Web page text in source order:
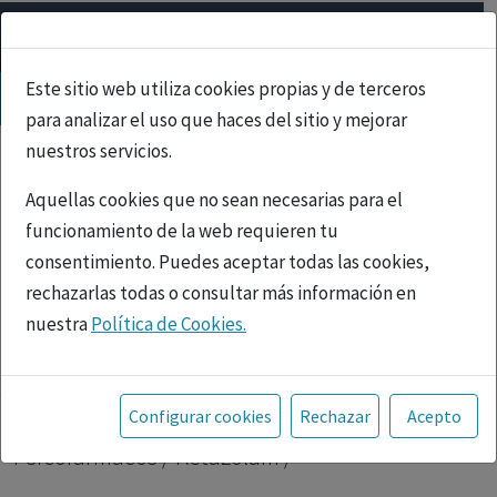
Este sitio web utiliza cookies propias y de terceros
para analizar el uso que haces del sitio y mejorar
nuestros servicios.
Aquellas cookies que no sean necesarias para el
funcionamiento de la web requieren tu
consentimiento. Puedes aceptar todas las cookies,
rechazarlas todas o consultar más información en
nuestraPolítica de Cookies.
Toda la información incluida en la Página Web está
referida a productos del mercado español y, por
tanto, dirigida a profesionales sanitarios legalmente
facultados para prescribir o dispensar medicamentos
Configurar cookies Rechazar Acepto
Psicofármacos| Ketazolam |
Psicofármacos / Ketazolam /